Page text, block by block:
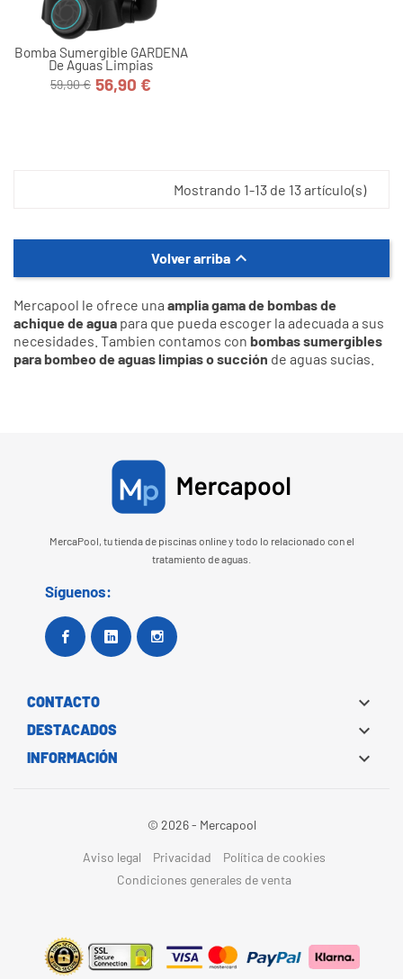
Bomba Sumergible GARDENA
De Aguas Limpias
Precio
59,90 € Precio
56,90 €
Mostrando 1-13 de 13 artículo(s)
Volver arriba 
Mercapool le ofrece una amplia gama de bombas de
achique de agua para que pueda escoger la adecuada a sus
necesidades. Tambien contamos con bombas sumergibles
para bombeo de aguas limpias o succión de aguas sucias.
MercaPool, tu tienda de piscinas online y todo lo relacionado con el
tratamiento de aguas.
Síguenos:
Facebook Google+
CONTACTO 
DESTACADOS 
INFORMACIÓN 
© 2026 - Mercapool
Aviso legal Privacidad
Política de cookies
Condiciones generales de venta